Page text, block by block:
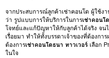
จากประสบการณ์ลูกค้าเช่าคอนโด ผู้ใช้ง
ว่า รูปแบบการให้บริการในการเช่าคอนโ
โจทย์และแก้ปัญหาให้กับลูกค้าได้จริง จน
เรื่อยมา ทำให้ทั้งบรรดาเจ้าของที่ต้องการ
ต้องการเช่าคอนโดธนา ทาวเวอร์ เลือก
ในใจ